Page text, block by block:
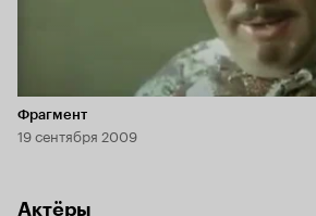
Длительность 2 мин
Фрагмент
19 сентября 2009
Актёры